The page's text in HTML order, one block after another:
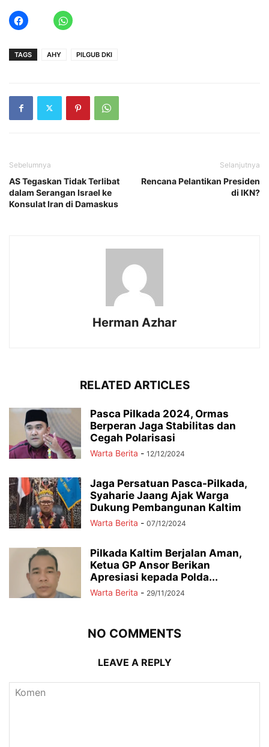
TAGS AHY PILGUB DKI
Sebelumnya
AS Tegaskan Tidak Terlibat
dalam Serangan Israel ke
Konsulat Iran di Damaskus
Selanjutnya
Rencana Pelantikan Presiden
di IKN?
Herman Azhar
RELATED ARTICLES
Pasca Pilkada 2024, Ormas
Berperan Jaga Stabilitas dan
Cegah Polarisasi
Warta Berita - 12/12/2024
Jaga Persatuan Pasca-Pilkada,
Syaharie Jaang Ajak Warga
Dukung Pembangunan Kaltim
Warta Berita - 07/12/2024
Pilkada Kaltim Berjalan Aman,
Ketua GP Ansor Berikan
Apresiasi kepada Polda...
Warta Berita - 29/11/2024
NO COMMENTS
LEAVE A REPLY